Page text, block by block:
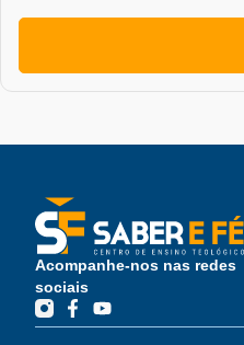
Acompanhe-nos nas redes
sociais